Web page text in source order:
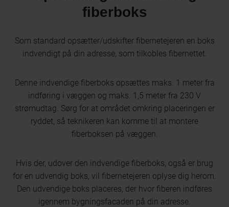
fiberboks
Som standard opsætter/udskifter fibernetejeren en boks
indvendigt på din adresse, som tilkobles fibernettet.
Denne indvendige fiberboks opsættes maks. 1 meter fra
indføring i væggen og maks. 1,5 meter fra 230 V
strømudtag. Sørg for at området omkring placeringen er
ryddet, så teknikeren kan komme til at montere
fiberboksen på væggen.
Hvis der, udover den indvendige fiberboks, også er brug
for en udvendig boks, vil fibernetejeren oplyse dig herom.
Den udvendige boks placeres, der hvor fiberen indføres
igennem bygningsfacaden på din adresse.